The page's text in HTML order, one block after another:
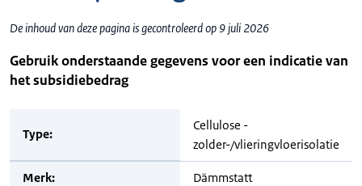
De inhoud van deze pagina is gecontroleerd op 9 juli 2026
Gebruik onderstaande gegevens voor een indicatie van
het subsidiebedrag
Type:
Cellulose -
zolder-/vlieringvloerisolatie
Merk: Dämmstatt